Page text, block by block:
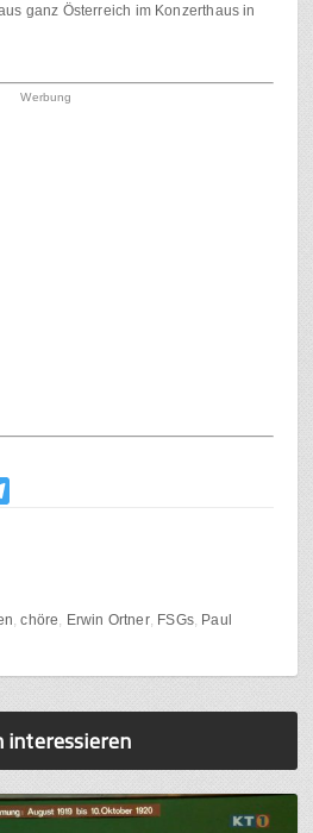
ganz Österreich im Konzerthaus in
Werbung
chöre Erwin Ortner FSGs Paul
interessieren